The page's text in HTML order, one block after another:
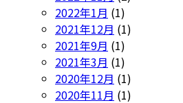
2022年1月 (1)
2021年12月 (1)
2021年9月 (1)
2021年3月 (1)
2020年12月 (1)
2020年11月 (1)